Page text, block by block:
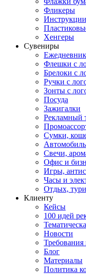
Фликеры
Хенгеры
Сувениры
Флешки с
Брелоки с
Ручки с
Зонты с
Посуда
Зажигалки
Рекламный
Сумки,
Свечи,
Офис и
Игры,
Часы и
Отдых,
Клиенту
Кейсы
100 идей
Новости
Требования
Блог
Материалы
Политика